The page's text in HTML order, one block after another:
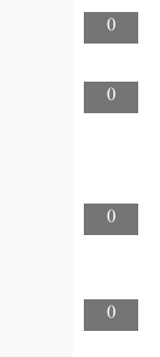
0
0
0
0